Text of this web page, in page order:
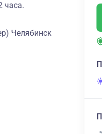
часа.
Челябинск